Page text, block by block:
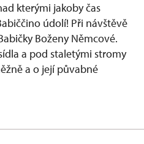
kterými jakoby čas
údolí! Při návštěvě
Boženy Němcové.
a pod staletými stromy
a o její půvabné